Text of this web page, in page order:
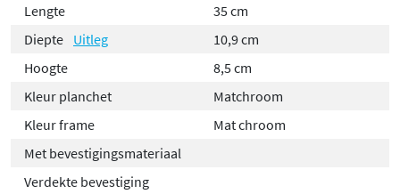
Lengte
35 cm
Diepte Uitleg
10,9 cm
Hoogte
8,5 cm
Kleur planchet
Matchroom
Kleur frame
Mat chroom
Met bevestigingsmateriaal
Verdekte bevestiging